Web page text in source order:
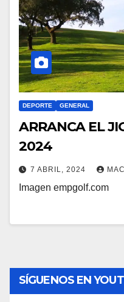
DEPORTE GENERAL
ARRANCA EL
2024
7 ABRIL, 2024
Imagen empgolf.com
SÍGUENOS EN